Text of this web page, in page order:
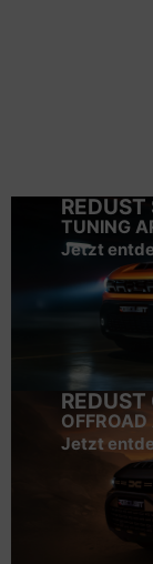
REDUST
TUNING
Jetzt
REDUST
Jetzt